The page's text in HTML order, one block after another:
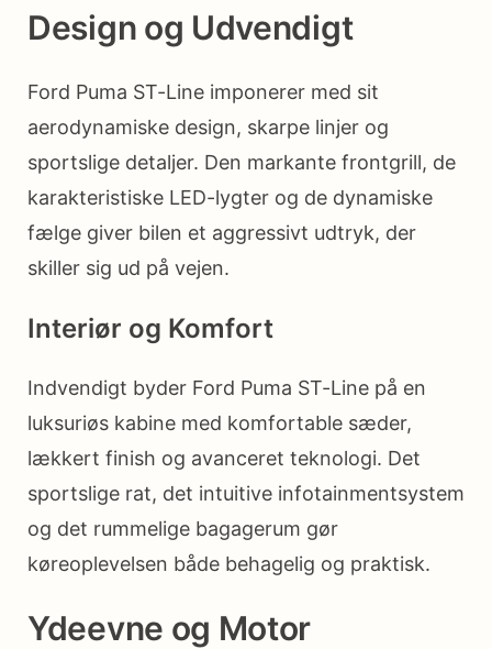
Design og Udvendigt
Ford Puma ST-Line imponerer med sit
aerodynamiske design, skarpe linjer og
sportslige detaljer. Den markante frontgrill, de
karakteristiske LED-lygter og de dynamiske
fælge giver bilen et aggressivt udtryk, der
skiller sig ud på vejen.
Interiør og Komfort
Indvendigt byder Ford Puma ST-Line på en
luksuriøs kabine med komfortable sæder,
lækkert finish og avanceret teknologi. Det
sportslige rat, det intuitive infotainmentsystem
og det rummelige bagagerum gør
køreoplevelsen både behagelig og praktisk.
Ydeevne og Motor